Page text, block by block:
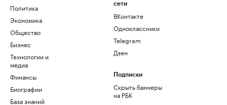
Политика
Экономика
Общество
Бизнес
Технологии и
медиа
Финансы
Биографии
База знаний
сети
ВКонтакте
Одноклассники
Telegram
Дзен
Подписки
Скрыть баннеры
на РБК